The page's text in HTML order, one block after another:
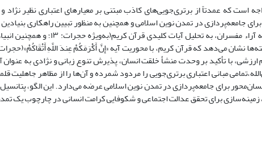
است که عمدتاً از برتری‌جویی‌های کاذب مبتنی بر معیارهای اعتباری نظیر
جامعه‌پردازی در تمدن نوین اسلامی و همچنین به منظور تبیین راهکاری
با تأکید بر وحدت منشأ خلقت انسان، پذیرش تنوع زبانی و نژادی به
مبانی اعتباری برتری‌جویی را مردود شمرده و آن‌ها را از مظاهر جاهلیت
برای جامعه‌پردازی در تمدن نوین اسلامی عرضه می‌دارد. این الگو،
برای تحقق عدالت اجتماعی و شکوفایی کرامت انسانی در چارچوب یک